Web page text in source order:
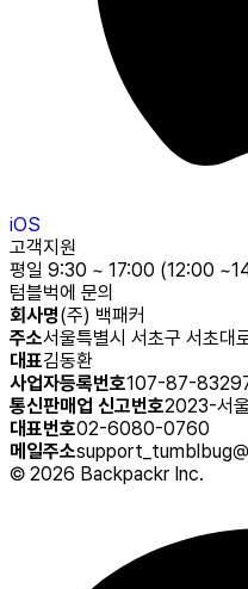
iOS
고객지원
평일 9:30 ~ 17:00 (12:00
텀블벅에 문의
회사명(주) 백패커
주소서울특별시 서초구 서초
대표김동환
사업자등록번호107-87-
통신판매업 신고번호2023-서
대표번호02-6080-0760
메일주소
© 2026 Backpackr Inc.